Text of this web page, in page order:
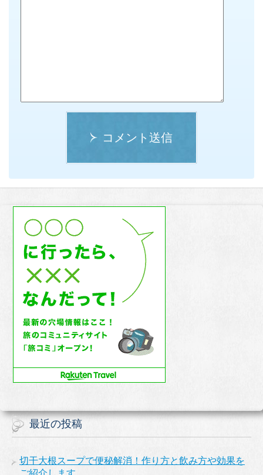
コメント送信
最近の投稿
切干大根スープで便秘解消！作り方と飲み方や効果を
ご紹介します